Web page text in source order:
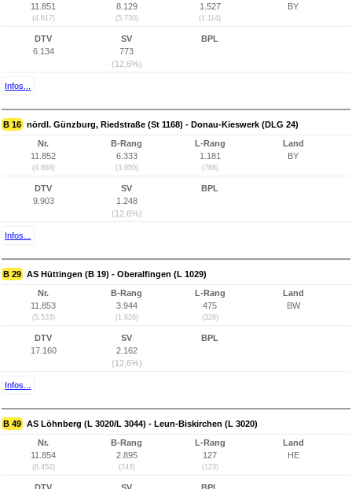
11.851
(4.617)
8.129
(5.730)
1.527
(1.114)
BY
DTV
6.134
SV
773
(12,6%)
BPL
Infos...
B 16 nördl. Günzburg, Riedstraße (St 1168) - Donau-Kieswerk (DLG 24)
Nr.
11.852
(4.868)
B-Rang
6.333
(3.950)
L-Rang
1.181
(768)
Land
BY
DTV
9.903
SV
1.248
(12,6%)
BPL
Infos...
B 29 AS Hüttingen (B 19) - Oberalfingen (L 1029)
Nr.
11.853
(5.533)
B-Rang
3.944
(1.626)
L-Rang
475
(328)
Land
BW
DTV
17.160
SV
2.162
(12,6%)
BPL
Infos...
B 49 AS Löhnberg (L 3020/L 3044) - Leun-Biskirchen (L 3020)
Nr.
11.854
(6.452)
B-Rang
2.895
(743)
L-Rang
127
(123)
Land
HE